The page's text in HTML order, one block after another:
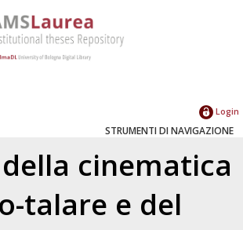
Login
STRUMENTI DI NAVIGAZIONE
cinematica
talare e del